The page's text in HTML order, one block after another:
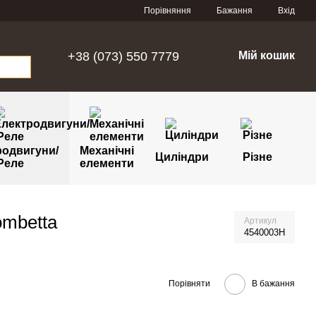
Порівняння Бажання Вхід
+38 (073) 550 7779 Мій кошик
Механічні
елементи
Циліндри Різне
Артикул
4540003H
Порівняти В бажання